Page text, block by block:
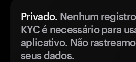
Privado. Nenhum
KYC é necessário para
aplicativo. Não
seus dados.